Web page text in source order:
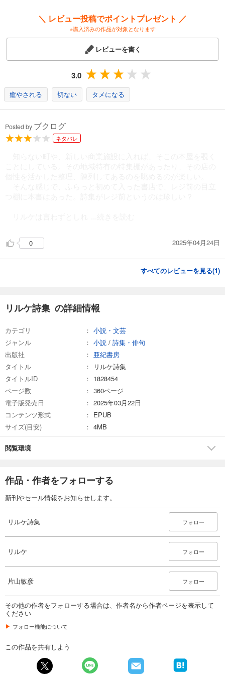
────若松英輔（解説より）
＼ レビュー投稿でポイントプレゼント ／
※購入済みの作品が対象となります
レビューを書く
3.0
癒やされる 切ない タメになる
Posted by ブクログ
ネタバレ
0 2025年04月24日
すべてのレビューを見る(1)
リルケ詩集 の詳細情報
カテゴリ
小説・文芸
ジャンル
小説 / 詩集・俳句
出版社
亜紀書房
タイトル
リルケ詩集
タイトルID
1828454
ページ数
360ページ
電子版発売日
2025年03月22日
コンテンツ形式
EPUB
サイズ(目安)
4MB
閲覧環境
作品・作者をフォローする
新刊やセール情報をお知らせします。
リルケ詩集 フォロー
リルケ フォロー
片山敏彦 フォロー
その他の作者をフォローする場合は、作者名から作者ページを表示して
ください
フォロー機能について
この作品を共有しよう